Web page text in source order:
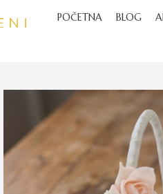
POČETNA BLOG